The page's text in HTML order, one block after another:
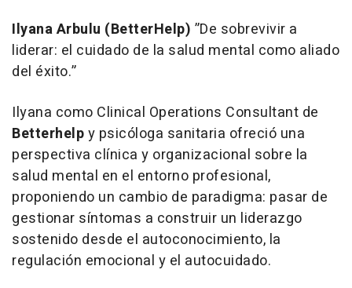
Ilyana Arbulu (BetterHelp) ”De sobrevivir a
liderar: el cuidado de la salud mental como aliado
del éxito.”
Ilyana como Clinical Operations Consultant de
Betterhelpy psicóloga sanitaria ofreció una
perspectiva clínica y organizacional sobre la
salud mental en el entorno profesional,
proponiendo un cambio de paradigma: pasar de
gestionar síntomas a construir un liderazgo
sostenido desde el autoconocimiento, la
regulación emocional y el autocuidado.